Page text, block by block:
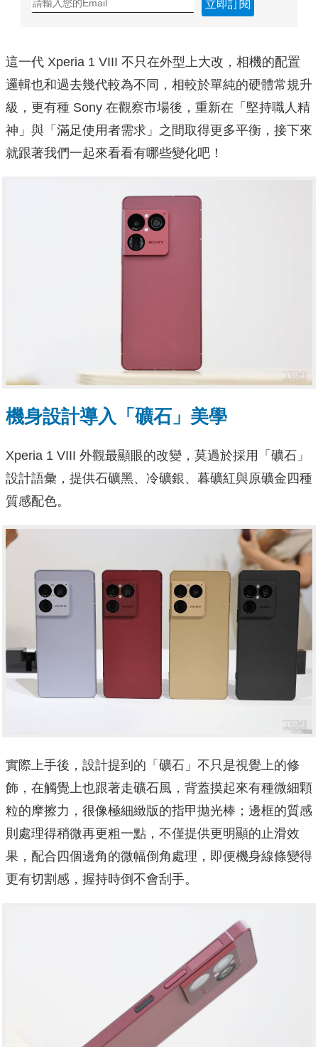
立即訂閱
這一代 Xperia 1 VIII 不只在外型上大改，相機的配置
邏輯也和過去幾代較為不同，相較於單純的硬體常規升
級，更有種 Sony 在觀察市場後，重新在「堅持職人精
神」與「滿足使用者需求」之間取得更多平衡，接下來
就跟著我們一起來看看有哪些變化吧！
機身設計導入「礦石」美學
Xperia 1 VIII 外觀最顯眼的改變，莫過於採用「礦石」
設計語彙，提供石礦黑、冷礦銀、暮礦紅與原礦金四種
質感配色。
實際上手後，設計提到的「礦石」不只是視覺上的修
飾，在觸覺上也跟著走礦石風，背蓋摸起來有種微細顆
粒的摩擦力，很像極細緻版的指甲拋光棒；邊框的質感
則處理得稍微再更粗一點，不僅提供更明顯的止滑效
果，配合四個邊角的微幅倒角處理，即便機身線條變得
更有切割感，握持時倒不會刮手。